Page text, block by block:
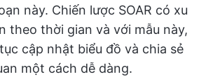
này. Chiến lược SOAR có xu
theo thời gian và với mẫu này,
cập nhật biểu đồ và chia sẻ
một cách dễ dàng.